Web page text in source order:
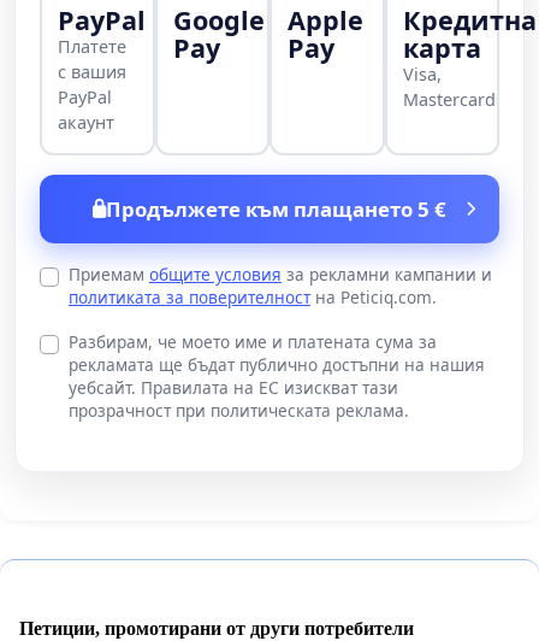
PayPal
Платете
с вашия
PayPal
акаунт
Google
Pay
Apple
Pay
Кредитна
карта
Visa,
Mastercard
Продължете към плащането 5 €
Приемам общите условия за рекламни кампании и
политиката за поверителностна Peticiq.com.
Разбирам, че моето име и платената сума за
рекламата ще бъдат публично достъпни на нашия
уебсайт. Правилата на ЕС изискват тази
прозрачност при политическата реклама.
Петиции, промотирани от други потребители